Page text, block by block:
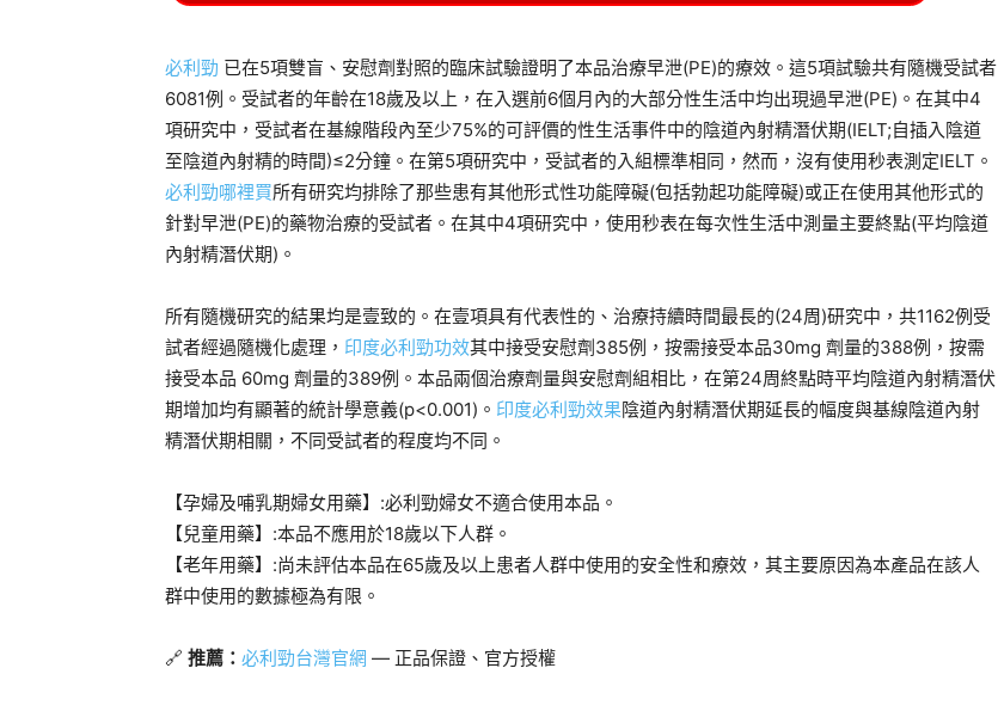
必利勁 已在5項雙盲、安慰劑對照的臨床試驗證明了本品治療早泄(PE)的療效。這5項試驗共有隨機受試者
6081例。受試者的年齡在18歲及以上，在入選前6個月內的大部分性生活中均出現過早泄(PE)。在其中4
項研究中，受試者在基線階段內至少75%的可評價的性生活事件中的陰道內射精潛伏期(IELT;自插入陰道
至陰道內射精的時間)≤2分鐘。在第5項研究中，受試者的入組標準相同，然而，沒有使用秒表測定IELT。
必利勁哪裡買所有研究均排除了那些患有其他形式性功能障礙(包括勃起功能障礙)或正在使用其他形式的
針對早泄(PE)的藥物治療的受試者。在其中4項研究中，使用秒表在每次性生活中測量主要終點(平均陰道
內射精潛伏期)。
所有隨機研究的結果均是壹致的。在壹項具有代表性的、治療持續時間最長的(24周)研究中，共1162例受
試者經過隨機化處理， 印度必利勁功效其中接受安慰劑385例，按需接受本品30mg 劑量的388例，按需
接受本品 60mg 劑量的389例。本品兩個治療劑量與安慰劑組相比，在第24周終點時平均陰道內射精潛伏
期增加均有顯著的統計學意義(p<0.001)。 印度必利勁效果陰道內射精潛伏期延長的幅度與基線陰道內射
精潛伏期相關，不同受試者的程度均不同。
【孕婦及哺乳期婦女用藥】:必利勁婦女不適合使用本品。
【兒童用藥】:本品不應用於18歲以下人群。
【老年用藥】:尚未評估本品在65歲及以上患者人群中使用的安全性和療效，其主要原因為本產品在該人
群中使用的數據極為有限。
🔗 推薦： 必利勁台灣官網 — 正品保證、官方授權